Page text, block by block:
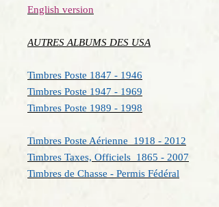
English version
AUTRES ALBUMS DES USA
Timbres Poste 1847 - 1946
Timbres Poste 1947 - 1969
Timbres Poste 1989 - 1998
Timbres Poste Aérienne 1918 - 2012
Timbres Taxes, Officiels 1865 - 2007
Timbres de Chasse - Permis Fédéral